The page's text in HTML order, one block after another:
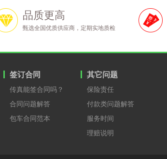
品质更高
甄选全国优质供应商，定期实地质检
签订合同
传真能签合同吗？
合同问题解答
包车合同范本
其它问题
保险责任
付款类问题解答
服务时间
理赔说明